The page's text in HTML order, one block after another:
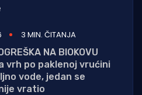
3 MIN. ČITANJA
NA BIOKOVU
vrh po paklenoj vrućini
vode, jedan se
vratio